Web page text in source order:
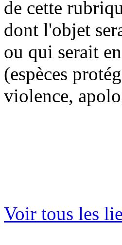
de cette
dont l'objet
ou qui serait
(espèces
violence,
Voir tous les